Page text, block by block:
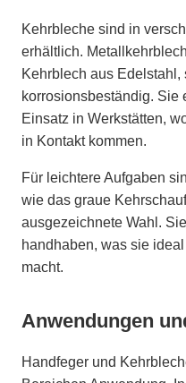
Kehrbleche sind in
erhältlich.
Kehrblech aus Edelstahl,
korrosionsbeständig. Sie
Einsatz in Werkstätten,
in Kontakt kommen.
Für leichtere Aufgaben
wie das graue
ausgezeichnete Wahl.
handhaben, was sie
macht.
Anwendungen
Handfeger und